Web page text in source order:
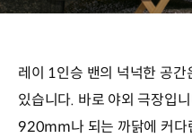
레이 1인승 밴의 넉넉한 공
있습니다. 바로 야외 극장입
920mm나 되는 까닭에 커다